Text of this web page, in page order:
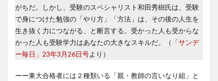
がちだ。しかし、受験のスペシャリスト和田秀樹氏は、受験
で身につけた勉強の「やり方」「方法」は、その後の人生を
生き抜く力につながる、と断言する。受かった人も受からな
かった人も受験学力はあなたの大きなスキルだ。（ 「サンデ
ー毎日」23年3月26日号より）
ーー東大合格者には２種類いる「親・教師の言いなり組」と